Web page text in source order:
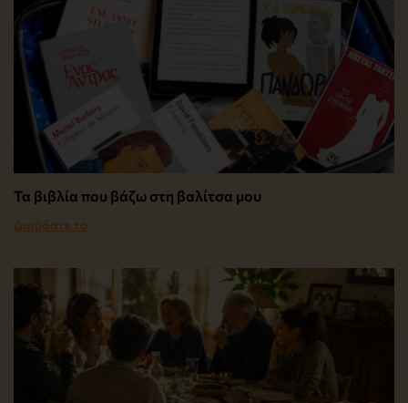
Τα βιβλία που βάζω στη βαλίτσα μου
Διαβάστε το